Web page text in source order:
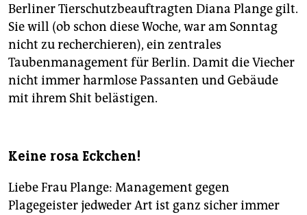
Berliner Tierschutzbeauftragten Diana Plange gilt.
Sie will (ob schon diese Woche, war am Sonntag
nicht zu recherchieren), ein zentrales
Taubenmanagement für Berlin. Damit die Viecher
nicht immer harmlose Passanten und Gebäude
mit ihrem Shit belästigen.
Keine rosa Eckchen!
Liebe Frau Plange: Management gegen
Plagegeister jedweder Art ist ganz sicher immer